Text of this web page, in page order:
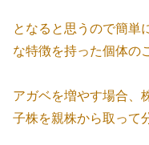
となると思うので簡単
な特徴を持った個体の
アガベを増やす場合、
子株を親株から取って